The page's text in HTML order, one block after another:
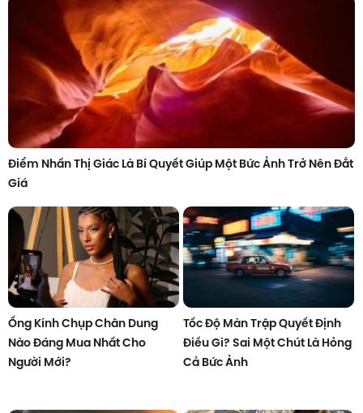
Điểm Nhấn Thị Giác Là Bí Quyết Giúp Một Bức Ảnh Trở Nên Đắt
Giá
Ống Kính Chụp Chân Dung
Nào Đáng Mua Nhất Cho
Người Mới?
Tốc Độ Màn Trập Quyết Định
Điều Gì? Sai Một Chút Là Hỏng
Cả Bức Ảnh